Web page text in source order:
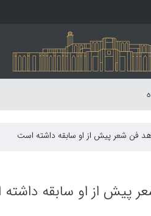
فن شعر پیش از او سابقه داشته است
پیش از او سابقه